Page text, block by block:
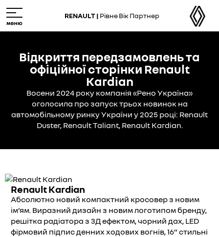
to
main
RENAULT | Рівне Вік Партнер
Відкриття передзамовлень та
офіційної сторінки Renault
Kardian
Восени 2024 року компанія «Рено Україна»
оголосила про запуск трьох новинок на
автомобільному ринку України у 2025 році: Renault
Duster, Renault Taliant, Renault Kardian.
Renault Kardian
Абсолютно новий компактний кросовер з новим
ім’ям. Виразний дизайн з новим логотипом бренду,
решітка радіатора з 3Д ефектом, чорний дах, LED
фірмовий підпис денних ходових вогнів, 16” стильні